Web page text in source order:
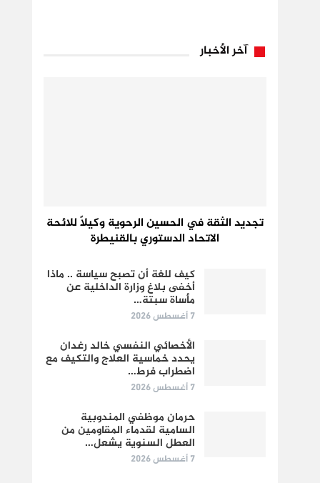
آخر الأخبار
تجديد الثقة في الحسين الرحوية وكيلاً للائحة
الاتحاد الدستوري بالقنيطرة
كيف للغة أن تصبح سياسة .. ماذا
أخفى بلاغ وزارة الداخلية عن
مأساة سبتة…
7 أغسطس 2026
الأخصائي النفسي خالد رغدان
يحدد خماسية العلاج والتكيف مع
اضطراب فرط…
7 أغسطس 2026
حرمان موظفي المندوبية
السامية لقدماء المقاومين من
العطل السنوية يشعل…
7 أغسطس 2026